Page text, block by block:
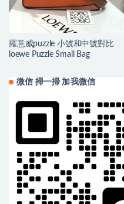
羅意威puzzle 小號和中號對比
loewe Puzzle Small Bag
微信 掃一掃 加我微信